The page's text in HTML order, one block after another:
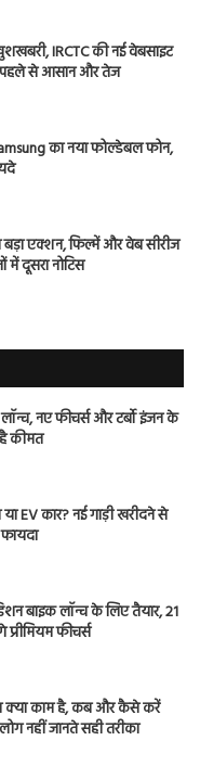
IRCTC की नई वेबसाइट
पहले से आसान और तेज
का नया फोल्डेबल फोन,
एक्शन, फिल्में और वेब सीरीज
में दूसरा नोटिस
नए फीचर्स और टर्बो इंजन के
कीमत
EV कार? नई गाड़ी खरीदने से
बाइक लॉन्च के लिए तैयार, 21
फीचर्स
क्या काम है, कब और कैसे करें
नहीं जानते सही तरीका